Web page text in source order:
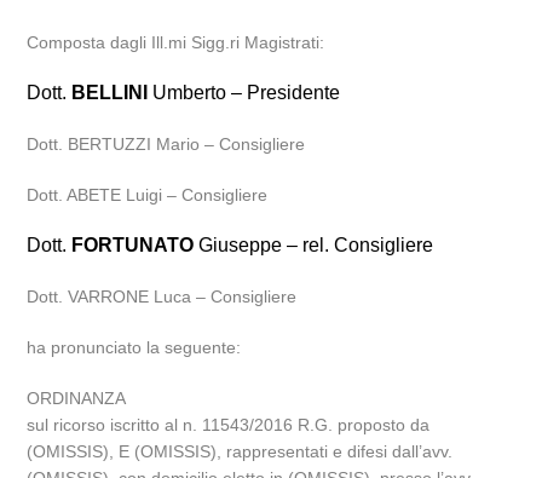
Composta dagli Ill.mi Sigg.ri Magistrati:
Dott. BELLINI Umberto – Presidente
Dott. BERTUZZI Mario – Consigliere
Dott. ABETE Luigi – Consigliere
Dott. FORTUNATO Giuseppe – rel. Consigliere
Dott. VARRONE Luca – Consigliere
ha pronunciato la seguente:
ORDINANZA
sul ricorso iscritto al n. 11543/2016 R.G. proposto da
(OMISSIS), E (OMISSIS), rappresentati e difesi dall’avv.